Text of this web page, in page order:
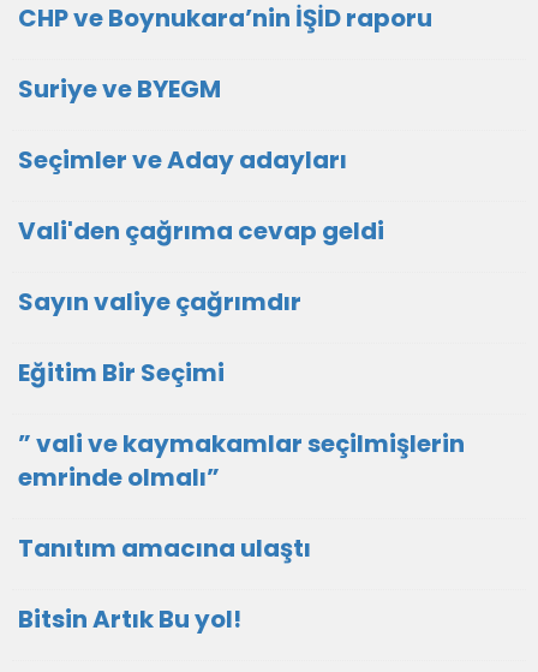
CHP ve Boynukara’nin İŞİD raporu
Suriye ve BYEGM
Seçimler ve Aday adayları
Vali'den çağrıma cevap geldi
Sayın valiye çağrımdır
Eğitim Bir Seçimi
” vali ve kaymakamlar seçilmişlerin
emrinde olmalı”
Tanıtım amacına ulaştı
Bitsin Artık Bu yol!